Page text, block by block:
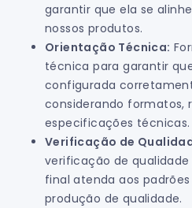
garantir que ela se
nossos produtos.
Orientação Técnica:
técnica para garantir
configurada
considerando formatos,
especificações técnicas.
Verificação de
verificação de
final atenda aos
produção de qualidade.